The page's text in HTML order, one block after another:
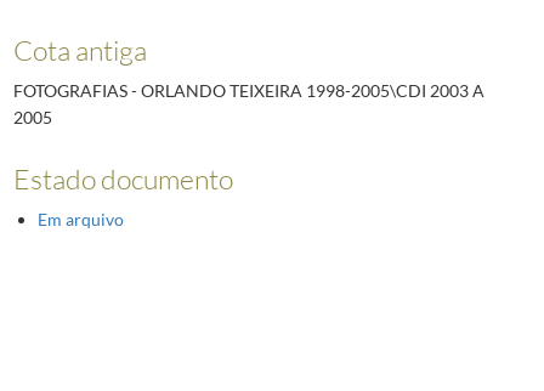
Cota antiga
FOTOGRAFIAS - ORLANDO TEIXEIRA 1998-2005\CDI 2003 A
2005
Estado documento
Em arquivo